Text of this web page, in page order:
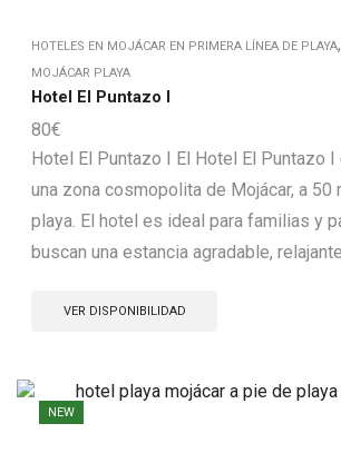
HOTELES EN MOJÁCAR EN PRIMERA LÍNEA DE PLAYA,
MOJÁCAR PLAYA
Hotel El Puntazo I
80€
Hotel El Puntazo I El Hotel El Puntazo
una zona cosmopolita de Mojácar, a 50
playa. El hotel es ideal para familias y
buscan una estancia agradable,
VER DISPONIBILIDAD
NEW